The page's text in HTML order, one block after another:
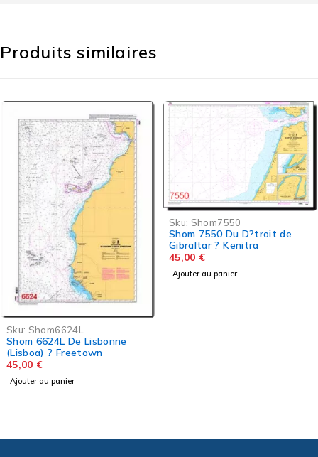
Produits similaires
Shom7550
Shom 7550 Du D?troit de
Gibraltar ? Kenitra
45,00€
Ajouter au panier
Shom 5752
De
45,00